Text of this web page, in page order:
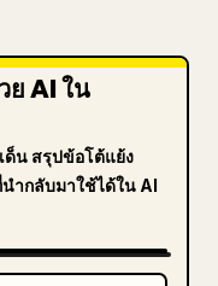
ย AI ใน
ด็น สรุปข้อโต้แย้ง
ำกลับมาใช้ได้ใน AI